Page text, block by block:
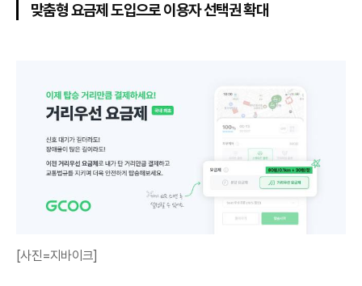
맞춤형 요금제 도입으로 이용자 선택권 확대
[사진=지바이크]